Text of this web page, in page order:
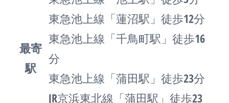
最寄
駅
東急池上線「蓮沼駅」徒歩12分
東急池上線「千鳥町駅」徒歩16
分
東急池上線「蒲田駅」徒歩23分
JR京浜東北線「蒲田駅」徒歩23